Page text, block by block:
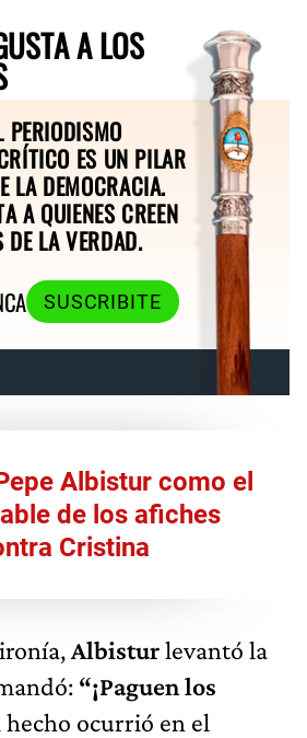
A LOS
PERIODISMO
ES UN PILAR
LA DEMOCRACIA.
A QUIENES CREEN
DE LA VERDAD.
SUSCRIBITE
Albistur como el
de los afiches
Cristina
Albisturlevantó la
“¡Paguen los
hecho ocurrió en el